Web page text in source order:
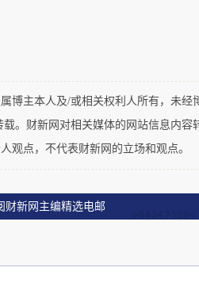
猜疑和焦虑。影片中，闺蜜
天天见到手机里的男朋友，
不来气息、味道和触感，甚
中的宝贵体验。
间拉长，更容易引起猜疑，比
少，这是不是“缺爱”的表现
发讨论，五个女孩围入“猜疑
主本人及/或相关权利人所有，未经
。财新网对相关媒体的网站信息内容
观点，不代表财新网的立场和观点。
财新网主编精选电邮